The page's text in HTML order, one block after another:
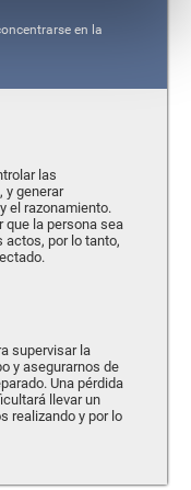
en la
las
y generar
el razonamiento.
que la persona sea
actos, por lo tanto,
supervisar la
y asegurarnos de
Una pérdida
llevar un
realizando y por lo